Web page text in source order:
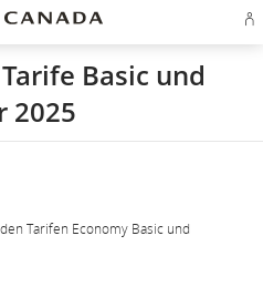
Basic und
2025
Tarifen Economy Basic und